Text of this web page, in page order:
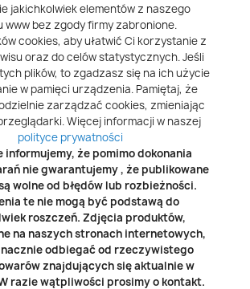
jakichkolwiek elementów z naszego
www bez zgody firmy zabronione.
cookies, aby ułatwić Ci korzystanie z
oraz do celów statystycznych. Jeśli
plików, to zgadzasz się na ich użycie
w pamięci urządzenia. Pamiętaj, że
zarządzać cookies, zmieniając
Więcej informacji w naszej
polityce prywatności
informujemy, że pomimo dokonania
nie gwarantujemy , że publikowane
wolne od błędów lub rozbieżności.
te nie mogą być podstawą do
roszczeń. Zdjęcia produktów,
na naszych stronach internetowych,
odbiegać od rzeczywistego
znajdujących się aktualnie w
razie wątpliwości prosimy o kontakt.